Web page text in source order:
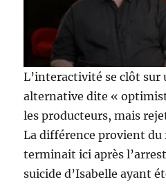
L’interactivité se clôt sur
alternative dite «
les producteurs, mais
La différence provient du
terminait ici après
suicide d’Isabelle ayant